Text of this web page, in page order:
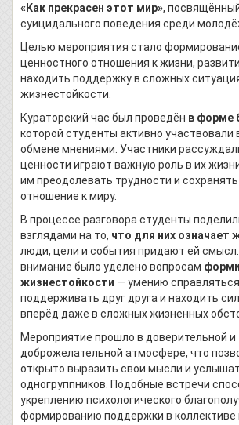
«Как прекрасен этот мир»,
суицидального поведения среди
Целью мероприятия стало
ценностного отношения к жизни,
находить поддержку в сложных
жизнестойкости.
Кураторский час был проведён в форме
которой студенты активно участвовали
обмене мнениями. Участники
ценности играют важную роль в их
им преодолевать трудности и
отношение к миру.
В процессе разговора студенты
взглядами на то, что для них означает
люди, цели и события придают ей
внимание было уделено вопросам
жизнестойкости — умению
поддерживать друг друга и находить
вперёд даже в сложных жизненных
Мероприятие прошло в доверительной и
доброжелательной атмосфере, что
открыто выразить свои мысли и
одногруппников. Подобные встречи
укреплению психологического
формированию поддержки в коллективе